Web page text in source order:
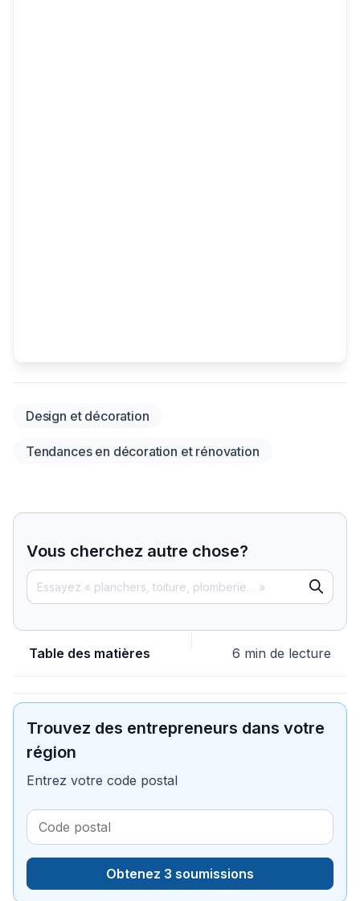
Design et décoration
Tendances en décoration et rénovation
Vous cherchez autre chose?
Table des matières 6 min de lecture
Trouvez des entrepreneurs dans votre
région
Entrez votre code postal
Obtenez 3 soumissions